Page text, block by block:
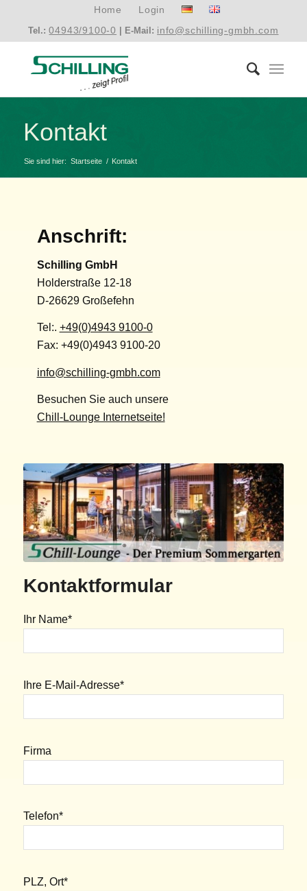
Home Login
Tel.:04943/9100-0 | E-Mail: info@schilling-gmbh.com
Kontakt
Sie sind hier: Startseite / Kontakt
Anschrift:
Schilling GmbH
Holderstraße 12-18
D-26629 Großefehn
Tel:. +49(0)4943 9100-0
Fax: +49(0)4943 9100-20
info@schilling-gmbh.com
Besuchen Sie auch unsere
Chill-Lounge Internetseite!
Besuchen Sie auch unsere
Chill-Lounge Internetseite!
Kontaktformular
Ihr Name*
Ihre E-Mail-Adresse*
Firma
Telefon*
PLZ, Ort*